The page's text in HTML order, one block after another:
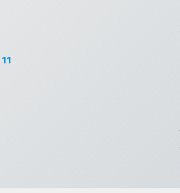
11